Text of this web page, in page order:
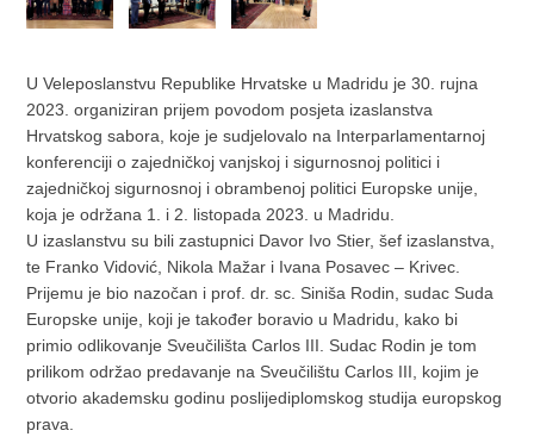
U Veleposlanstvu Republike Hrvatske u Madridu je 30. rujna
2023. organiziran prijem povodom posjeta izaslanstva
Hrvatskog sabora, koje je sudjelovalo na Interparlamentarnoj
konferenciji o zajedničkoj vanjskoj i sigurnosnoj politici i
zajedničkoj sigurnosnoj i obrambenoj politici Europske unije,
koja je održana 1. i 2. listopada 2023. u Madridu.
U izaslanstvu su bili zastupnici Davor Ivo Stier, šef izaslanstva,
te Franko Vidović, Nikola Mažar i Ivana Posavec – Krivec.
Prijemu je bio nazočan i prof. dr. sc. Siniša Rodin, sudac Suda
Europske unije, koji je također boravio u Madridu, kako bi
primio odlikovanje Sveučilišta Carlos III. Sudac Rodin je tom
prilikom održao predavanje na Sveučilištu Carlos III, kojim je
otvorio akademsku godinu poslijediplomskog studija europskog
prava.